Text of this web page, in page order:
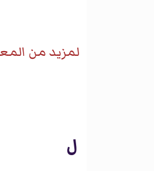
لمزيد من
ل